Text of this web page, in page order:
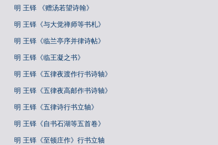
明 王铎 《赠汤若望诗翰》
明 王铎《与大觉禅师等书札》
明 王铎《临兰亭序并律诗帖》
明 王铎《临王凝之书》
明 王铎《五律夜渡作行书诗轴》
明 王铎《五律夜高邮作书诗轴》
明 王铎《五律诗行书立轴》
明 王铎《自书石湖等五首卷》
明 王铎《至顿庄作》行书立轴